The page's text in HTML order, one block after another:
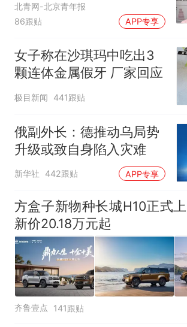
应
北青网-北京青年报
86跟贴
APP专享
女子称在沙琪玛中吃出3
颗连体金属假牙 厂家回应
极目新闻 441跟贴
俄副外长：德推动乌局势
升级或致自身陷入灾难
新华社 442跟贴 APP专享
方盒子新物种长城H10正式
新价20.18万元起
齐鲁壹点 141跟贴